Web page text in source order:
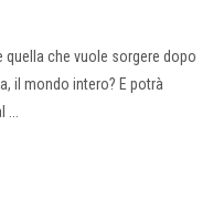
quella che vuole sorgere dopo
il mondo intero? E potrà